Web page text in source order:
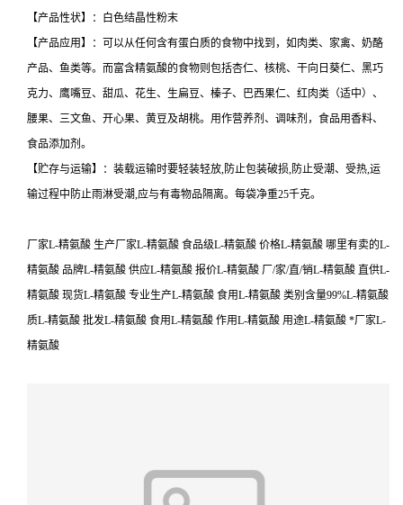
【产品性状】：白色结晶性粉末
【产品应用】：可以从任何含有蛋白质的食物中找到，如肉类、家禽、奶酪
产品、鱼类等。而富含精氨酸的食物则包括杏仁、核桃、干向日葵仁、黑巧
克力、鹰嘴豆、甜瓜、花生、生扁豆、榛子、巴西果仁、红肉类（适中）、
腰果、三文鱼、开心果、黄豆及胡桃。用作营养剂、调味剂，食品用香料、
食品添加剂。
【贮存与运输】：装载运输时要轻装轻放,防止包装破损,防止受潮、受热,运
输过程中防止雨淋受潮,应与有毒物品隔离。每袋净重25千克。
厂家L-精氨酸 生产厂家L-精氨酸 食品级L-精氨酸 价格L-精氨酸 哪里有卖的L-
精氨酸 品牌L-精氨酸 供应L-精氨酸 报价L-精氨酸 厂/家/直/销L-精氨酸 直供L-
精氨酸 现货L-精氨酸 专业生产L-精氨酸 食用L-精氨酸 类别含量99%L-精氨酸
质L-精氨酸 批发L-精氨酸 食用L-精氨酸 作用L-精氨酸 用途L-精氨酸 *厂家L-
精氨酸